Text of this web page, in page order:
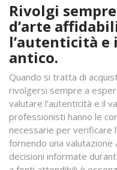
Rivolgi
d’arte
l’autenticità e
antico.
Quando si tratta di
rivolgersi sempre a
valutare l’autenticità e il
professionisti hanno le
necessarie per verificare
fornendo una
decisioni informate